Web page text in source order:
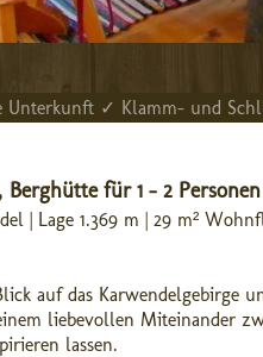
✓ Klamm- und
Berghütte für 1 - 2 Personen
| Lage 1.369 m | 29 m²
auf das Karwendelgebirge
liebevollen Miteinander
lassen.